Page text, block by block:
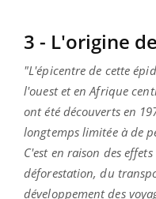
3 - L'origine
"L'épicentre de cette
l'ouest et en Afrique
ont été découverts en
longtemps limitée à de
C'est en raison des
déforestation, du
développement des